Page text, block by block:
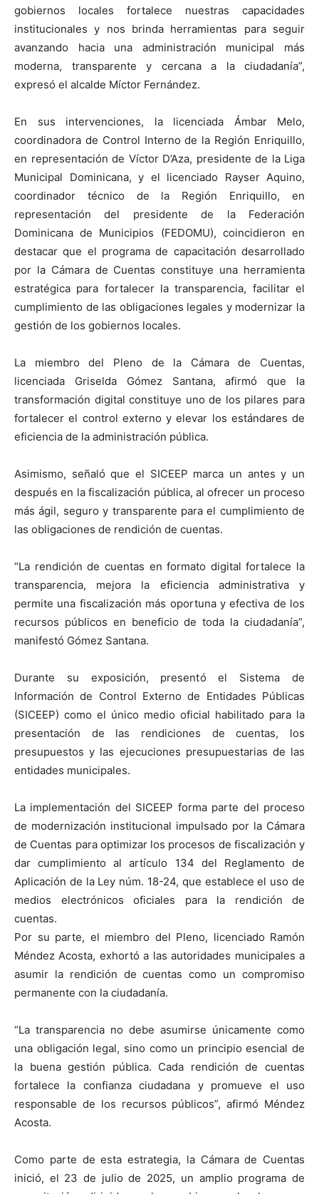
gobiernos locales fortalece nuestras capacidades
institucionales y nos brinda herramientas para seguir
avanzando hacia una administración municipal más
moderna, transparente y cercana a la ciudadanía”,
expresó el alcalde Míctor Fernández.
En sus intervenciones, la licenciada Ámbar Melo,
coordinadora de Control Interno de la Región Enriquillo,
en representación de Víctor D’Aza, presidente de la Liga
Municipal Dominicana, y el licenciado Rayser Aquino,
coordinador técnico de la Región Enriquillo, en
representación del presidente de la Federación
Dominicana de Municipios (FEDOMU), coincidieron en
destacar que el programa de capacitación desarrollado
por la Cámara de Cuentas constituye una herramienta
estratégica para fortalecer la transparencia, facilitar el
cumplimiento de las obligaciones legales y modernizar la
gestión de los gobiernos locales.
La miembro del Pleno de la Cámara de Cuentas,
licenciada Griselda Gómez Santana, afirmó que la
transformación digital constituye uno de los pilares para
fortalecer el control externo y elevar los estándares de
eficiencia de la administración pública.
Asimismo, señaló que el SICEEP marca un antes y un
después en la fiscalización pública, al ofrecer un proceso
más ágil, seguro y transparente para el cumplimiento de
las obligaciones de rendición de cuentas.
“La rendición de cuentas en formato digital fortalece la
transparencia, mejora la eficiencia administrativa y
permite una fiscalización más oportuna y efectiva de los
recursos públicos en beneficio de toda la ciudadanía”,
manifestó Gómez Santana.
Durante su exposición, presentó el Sistema de
Información de Control Externo de Entidades Públicas
(SICEEP) como el único medio oficial habilitado para la
presentación de las rendiciones de cuentas, los
presupuestos y las ejecuciones presupuestarias de las
entidades municipales.
La implementación del SICEEP forma parte del proceso
de modernización institucional impulsado por la Cámara
de Cuentas para optimizar los procesos de fiscalización y
dar cumplimiento al artículo 134 del Reglamento de
Aplicación de la Ley núm. 18-24, que establece el uso de
medios electrónicos oficiales para la rendición de
cuentas.
Por su parte, el miembro del Pleno, licenciado Ramón
Méndez Acosta, exhortó a las autoridades municipales a
asumir la rendición de cuentas como un compromiso
permanente con la ciudadanía.
“La transparencia no debe asumirse únicamente como
una obligación legal, sino como un principio esencial de
la buena gestión pública. Cada rendición de cuentas
fortalece la confianza ciudadana y promueve el uso
responsable de los recursos públicos”, afirmó Méndez
Acosta.
Como parte de esta estrategia, la Cámara de Cuentas
inició, el 23 de julio de 2025, un amplio programa de